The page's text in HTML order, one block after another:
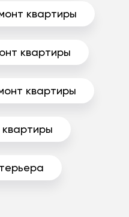
квартиры
квартиры
квартиры